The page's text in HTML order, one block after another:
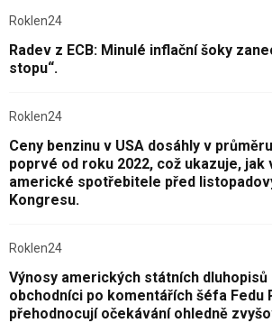
Roklen24
Radev z ECB: Minulé inflační šoky
stopu“.
Roklen24
Ceny benzinu v USA dosáhly v
poprvé od roku 2022, což ukazuje, jak
americké spotřebitele před
Kongresu.
Roklen24
Výnosy amerických státních
obchodníci po komentářích šéfa Fedu
přehodnocují očekávání ohledně